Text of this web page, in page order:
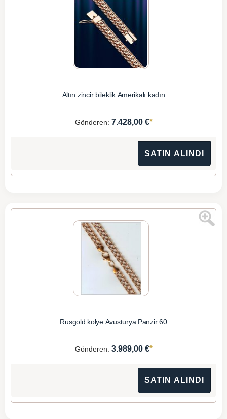
Altın zincir bileklik Amerikalı kadın
Gönderen: 7.428,00 €*
SATIN ALINDI
Rusgold kolye Avusturya Panzir 60
Gönderen: 3.989,00 €*
SATIN ALINDI